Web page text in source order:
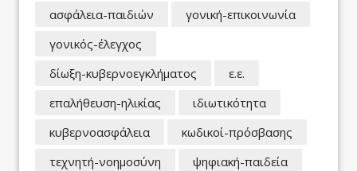
ασφάλεια-παιδιών
γονική-επικοινωνία
γονικός-έλεγχος
δίωξη-κυβερνοεγκλήματος
ε.ε.
επαλήθευση-ηλικίας
ιδιωτικότητα
κυβερνοασφάλεια
κωδικοί-πρόσβασης
τεχνητή-νοημοσύνη
ψηφιακή-παιδεία